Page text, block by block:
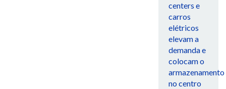
centers e
carros
elétricos
elevam a
demanda e
colocam o
armazenamento
no centro